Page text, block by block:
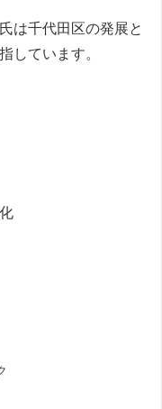
は千代田区の発展と
しています。